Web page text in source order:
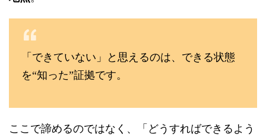
「できていない」と思えるのは、できる状態
を“知った”証拠です。
ここで諦めるのではなく、「どうすればできるよう